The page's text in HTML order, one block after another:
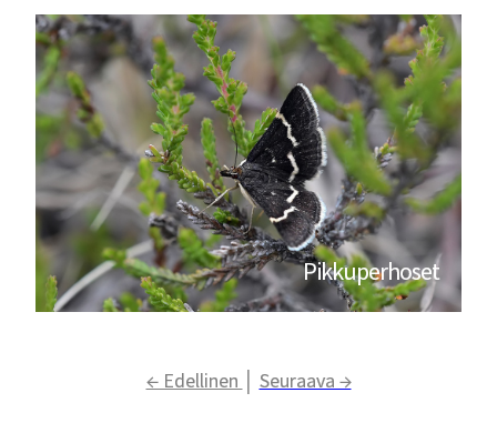
Pikkuperhoset
← Edellinen Seuraava →